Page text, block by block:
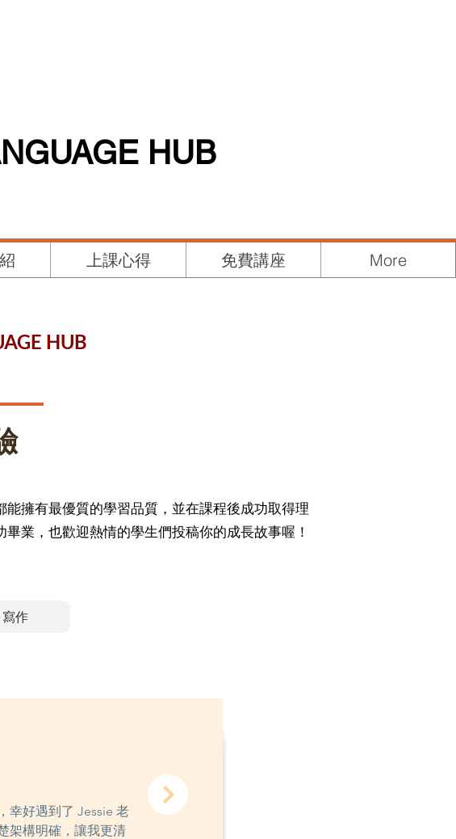
HUB
上課心得 免費講座 More
HUB
擁有最優質的學習品質，並在課程後成功取得理
業，也歡迎熱情的學生們投稿你的成長故事喔！
作
幸好遇到了 Jessie 老
架構明確，讓我更清